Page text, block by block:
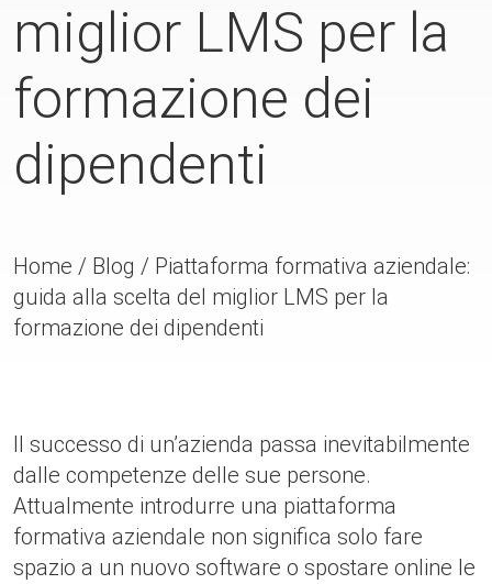
miglior LMS per la
formazione dei
dipendenti
Home / Blog / Piattaforma formativa aziendale:
guida alla scelta del miglior LMS per la
formazione dei dipendenti
Il successo di un’azienda passa inevitabilmente
dalle competenze delle sue persone.
Attualmente introdurre una piattaforma
formativa aziendale non significa solo fare
spazio a un nuovo software o spostare online le